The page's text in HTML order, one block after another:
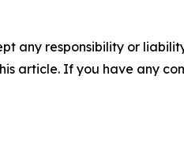
any responsibility or
article. If you have any